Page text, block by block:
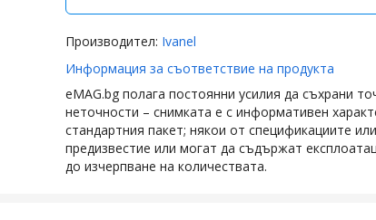
Производител: Ivanel
Информация за съответствие на продукта
eMAG.bg полага постоянни усилия да съхрани
неточности – снимката е с информативен
стандартния пакет; някои от спецификациите
предизвестие или могат да съдържат
до изчерпване на количествата.